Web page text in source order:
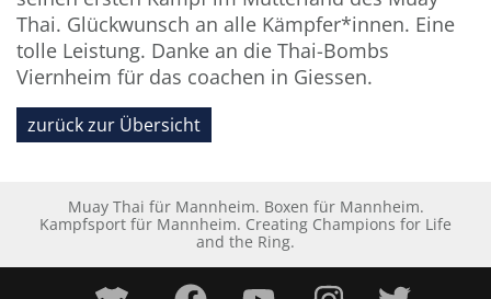
Thai. Glückwunsch an alle Kämpfer*innen. Eine
tolle Leistung. Danke an die Thai-Bombs
Viernheim für das coachen in Giessen.
zurück zur Übersicht
Muay Thai für Mannheim. Boxen für Mannheim.
Kampfsport für Mannheim. Creating Champions for Life
and the Ring.